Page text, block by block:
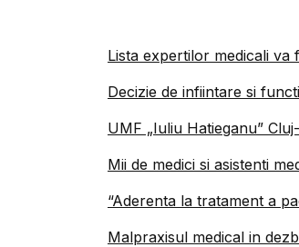
Lista expertilor medicali va
Decizie de infiintare si
UMF „Iuliu Hatieganu”
Mii de medici si asistenti
“Aderenta la tratament a
Malpraxisul medical in